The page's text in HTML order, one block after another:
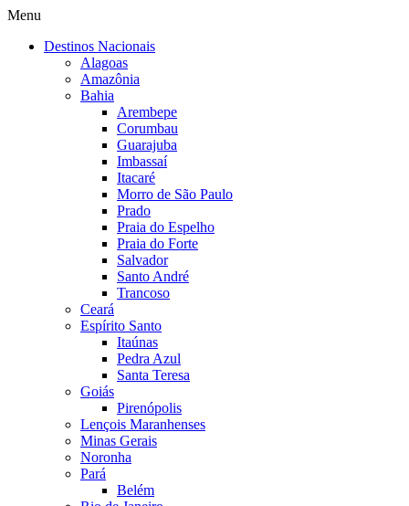
Menu
Destinos Nacionais
Alagoas
Amazônia
Bahia
Arembepe
Corumbau
Guarajuba
Imbassaí
Itacaré
Morro de São Paulo
Prado
Praia do Espelho
Praia do Forte
Salvador
Santo André
Trancoso
Ceará
Espírito Santo
Itaúnas
Pedra Azul
Santa Teresa
Goiás
Pirenópolis
Lençois Maranhenses
Minas Gerais
Noronha
Pará
Belém